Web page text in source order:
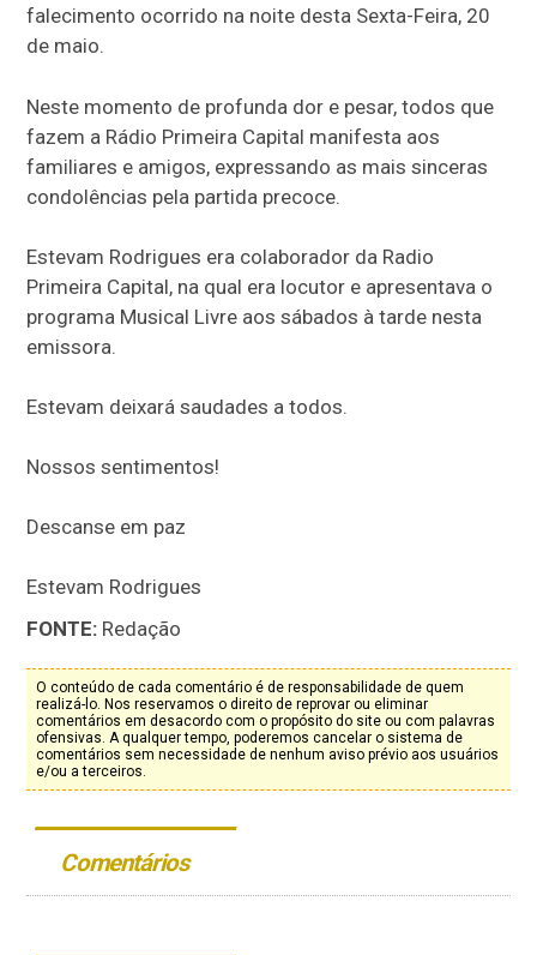
falecimento ocorrido na noite desta Sexta-Feira, 20
de maio.
Neste momento de profunda dor e pesar, todos que
fazem a Rádio Primeira Capital manifesta aos
familiares e amigos, expressando as mais sinceras
condolências pela partida precoce.
Estevam Rodrigues era colaborador da Radio
Primeira Capital, na qual era locutor e apresentava o
programa Musical Livre aos sábados à tarde nesta
emissora.
Estevam deixará saudades a todos.
Nossos sentimentos!
Descanse em paz
Estevam Rodrigues
FONTE: Redação
O conteúdo de cada comentário é de responsabilidade de quem
realizá-lo. Nos reservamos o direito de reprovar ou eliminar
comentários em desacordo com o propósito do site ou com palavras
ofensivas. A qualquer tempo, poderemos cancelar o sistema de
comentários sem necessidade de nenhum aviso prévio aos usuários
e/ou a terceiros.
Comentários